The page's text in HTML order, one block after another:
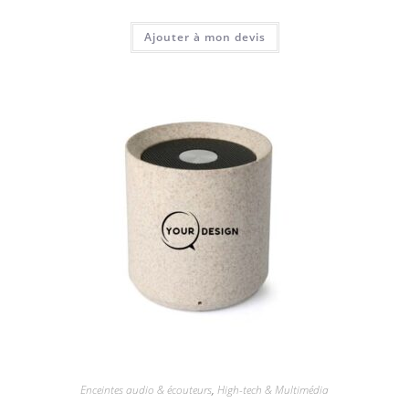
Ajouter à mon devis
Enceintes audio & écouteurs, High-tech & Multimédia